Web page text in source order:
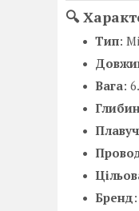
🔍
Тип:
Вага:
Бренд